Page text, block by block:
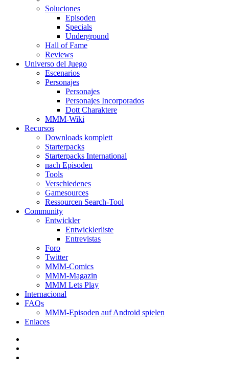
Soluciones
Episoden
Specials
Underground
Hall of Fame
Reviews
Universo del Juego
Escenarios
Personajes
Personajes
Personajes Incorporados
Dott Charaktere
MMM-Wiki
Recursos
Downloads komplett
Starterpacks
Starterpacks International
nach Episoden
Tools
Verschiedenes
Gamesources
Ressourcen Search-Tool
Community
Entwickler
Entwicklerliste
Entrevistas
Foro
Twitter
MMM-Comics
MMM-Magazin
MMM Lets Play
Internacional
FAQs
MMM-Episoden auf Android spielen
Enlaces